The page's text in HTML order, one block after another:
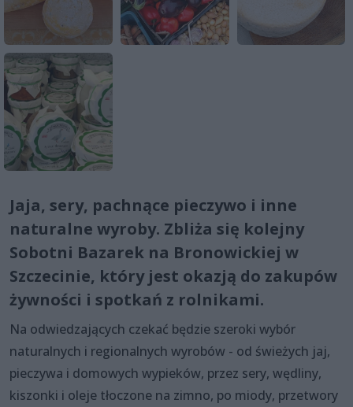
Jaja, sery, pachnące pieczywo i inne
naturalne wyroby. Zbliża się kolejny
Sobotni Bazarek na Bronowickiej w
Szczecinie, który jest okazją do zakupów
żywności i spotkań z rolnikami.
Na odwiedzających czekać będzie szeroki wybór
naturalnych i regionalnych wyrobów - od świeżych jaj,
pieczywa i domowych wypieków, przez sery, wędliny,
kiszonki i oleje tłoczone na zimno, po miody, przetwory